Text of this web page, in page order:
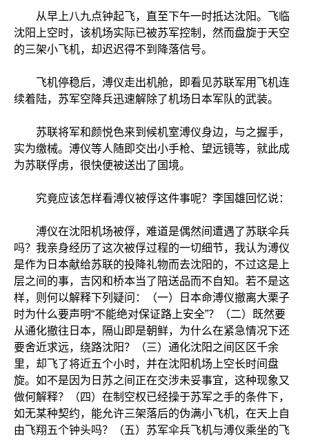
从早上八九点钟起飞，直至下午一时抵达沈阳。飞临
沈阳上空时，该机场实际已被苏军控制，然而盘旋于天空
的三架小飞机，却迟迟得不到降落信号。
飞机停稳后，溥仪走出机舱，即看见苏联军用飞机连
续着陆，苏军空降兵迅速解除了机场日本军队的武装。
苏联将军和颜悦色来到候机室溥仪身边，与之握手，
实为缴械。溥仪等人随即交出小手枪、望远镜等，就此成
为苏联俘虏，很快便被送出了国境。
究竟应该怎样看溥仪被俘这件事呢？李国雄回忆说：
溥仪在沈阳机场被俘，难道是偶然间遭遇了苏联伞兵
吗？我亲身经历了这次被俘过程的一切细节，我认为溥仪
是作为日本献给苏联的投降礼物而去沈阳的，不过这是上
层之间的事，吉冈和桥本当了陪送品而不自知。若不是这
样，则何以解释下列疑问：（一）日本命溥仪撤离大栗子
时为什么要声明“不能绝对保证路上安全”？（二）既然要
从通化撤往日本，隔山即是朝鲜，为什么在紧急情况下还
要舍近求远，绕路沈阳？（三）通化沈阳之间区区千余
里，却飞了将近五个小时，并在沈阳机场上空长时间盘
旋。如不是因为日苏之间正在交涉未妥事宜，这种现象又
做何解释？（四）在制空权已经操于苏军之手的条件下，
如无某种契约，能允许三架落后的伪满小飞机，在天上自
由飞翔五个钟头吗？（五）苏军伞兵飞机与溥仪乘坐的飞